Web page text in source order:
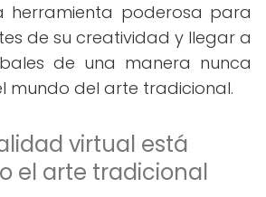
herramienta poderosa para
de su creatividad y llegar a
de una manera nunca
mundo del arte tradicional.
virtual está
el arte tradicional